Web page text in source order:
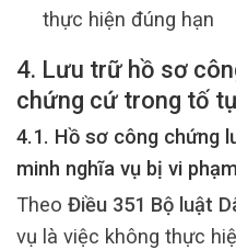
thực hiện đúng hạn
4. Lưu trữ hồ sơ
chứng cứ trong tố
4.1. Hồ sơ công chứng
minh nghĩa vụ bị vi phạm
Theo Điều 351 Bộ luật
vụ là việc không thực